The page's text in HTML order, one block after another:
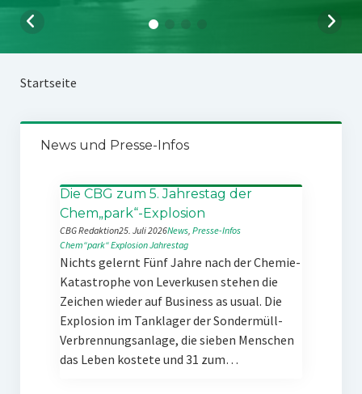
Startseite
News und Presse-Infos
Die CBG zum 5. Jahrestag der
Chem„park“-Explosion
CBG Redaktion25. Juli 2026News, Presse-Infos
Chem“park“ExplosionJahrestag
Nichts gelernt Fünf Jahre nach der Chemie-
Katastrophe von Leverkusen stehen die
Zeichen wieder auf Business as usual. Die
Explosion im Tanklager der Sondermüll-
Verbrennungsanlage, die sieben Menschen
das Leben kostete und 31 zum…